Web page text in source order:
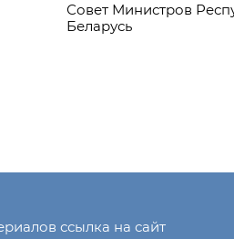
Совет Министров
Беларусь
ссылка на сайт